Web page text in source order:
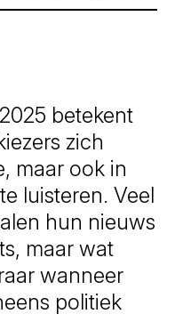
betekent
zich
maar ook in
luisteren. Veel
hun nieuws
maar wat
wanneer
politiek